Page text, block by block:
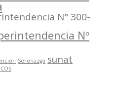
N° 300-
Nº
Serenazgo sunat